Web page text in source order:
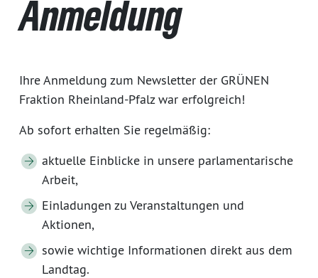
Anmeldung
Ihre Anmeldung zum Newsletter der GRÜNEN
Fraktion Rheinland-Pfalz war erfolgreich!
Ab sofort erhalten Sie regelmäßig:
aktuelle Einblicke in unsere parlamentarische
Arbeit,
Einladungen zu Veranstaltungen und
Aktionen,
sowie wichtige Informationen direkt aus dem
Landtag.